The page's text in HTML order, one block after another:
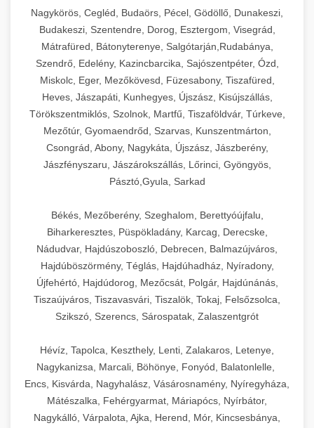
chef-iparikonyhagepek.hu
élelmiszer-előkészítéshez. Különböző reszelési
méretek különböző alkalmazásokhoz.
chef-iparikonyhagepek.hu
kereskedelmi sajtreszelő
🍳 28. Nagykonyhai
Berendezések
+
Teljes körű nagykonyhai berendezések és
professzionális vendéglátóipari kellékek.
Minden, ami szükséges éttermi és catering
műveletekhez.
chef-iparikonyhagepek.hu
kereskedelmi konyhai megoldások
Nagykörös, Cegléd, Budaörs, Pécel, Gödöllő, Dunakeszi,
Budakeszi, Szentendre, Dorog, Esztergom, Visegrád,
Mátrafüred, Bátonyterenye, Salgótarján,Rudabánya,
Szendrő, Edelény, Kazincbarcika, Sajószentpéter, Ózd,
Miskolc, Eger, Mezőkövesd, Füzesabony, Tiszafüred,
Heves, Jászapáti, Kunhegyes, Újszász, Kisújszállás,
Törökszentmiklós, Szolnok, Martfű, Tiszaföldvár, Túrkeve,
Mezőtúr, Gyomaendrőd, Szarvas, Kunszentmárton,
Csongrád, Abony, Nagykáta, Újszász, Jászberény,
Jászfényszaru, Jászárokszállás, Lőrinci, Gyöngyös,
Pásztó,Gyula, Sarkad
Békés, Mezőberény, Szeghalom, Berettyóújfalu,
Biharkeresztes, Püspökladány, Karcag, Derecske,
Nádudvar, Hajdúszoboszló, Debrecen, Balmazújváros,
Hajdúböszörmény, Téglás, Hajdúhadház, Nyíradony,
Újfehértó, Hajdúdorog, Mezőcsát, Polgár, Hajdúnánás,
Tiszaújváros, Tiszavasvári, Tiszalök, Tokaj, Felsőzsolca,
Szikszó, Szerencs, Sárospatak, Zalaszentgrót
Hévíz, Tapolca, Keszthely, Lenti, Zalakaros, Letenye,
Nagykanizsa, Marcali, Böhönye, Fonyód, Balatonlelle,
Encs, Kisvárda, Nagyhalász, Vásárosnamény, Nyíregyháza,
Mátészalka, Fehérgyarmat, Máriapócs, Nyírbátor,
Nagykálló, Várpalota, Ajka, Herend, Mór, Kincsesbánya,